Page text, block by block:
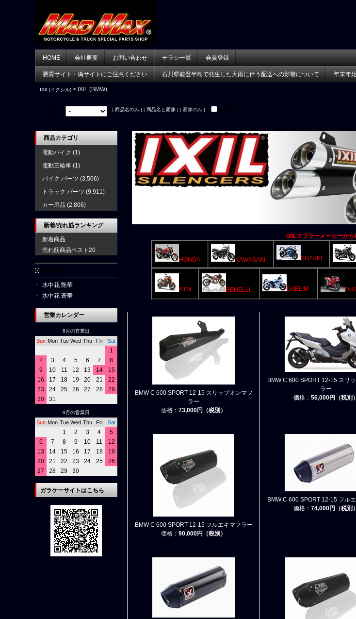
HOME 会社概要 お問い合わせ チラシ一覧 会員登録
悪質サイト・偽サイトにご注意ください 石川県能登半島で発生した大雨に伴う配送への影響について 年末年
IXIL(イクシル) > IXIL (BMW)
[ 商品名のみ ] [ 商品名と画像 ] [ 画像のみ ]
IXILマフラーメーカーから
HONDA KAWASAKI SUZUKI
KTM BENELLI DAELIM
BMW C 600 SPORT 12-15 スリップオンマフ
ラー
価格： 73,000円（税別）
BMW C 600 SPORT 12-15 スリ
ラー
価格： 56,000円（税別）
BMW C 600 SPORT 12-15 フルエキマフラー
価格： 90,000円（税別）
BMW C 600 SPORT 12-15 フル
価格： 74,000円（税別）
商品カテゴリ
電動バイク (1)
電動三輪車 (1)
バイク パーツ (3,506)
トラック パーツ (9,911)
カー用品 (2,806)
新着/売れ筋ランキング
新着商品
売れ筋商品ベスト20
水中花 艶華
水中花 蒼華
営業カレンダー
8月の営業日
Sun Mon Tue Wed Thu Fri Sat
1
2
3 4 5 6 7
8
9
10 11 12 13 14
15
16
17 18 19 20 21
22
23
24 25 26 27 28
29
30
31
9月の営業日
Sun Mon Tue Wed Thu Fri Sat
1 2 3 4
5
6
7 8 9 10 11
12
13
14 15 16 17 18
19
20
21 22 23 24 25
26
27
28 29 30
ガラケーサイトはこちら